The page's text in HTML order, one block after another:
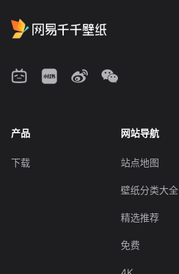
产品
下载
网站导航
站点地图
壁纸分类大全
精选推荐
免费